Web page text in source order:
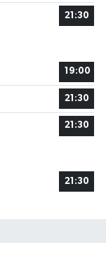
21:30
19:00
21:30
21:30
21:30